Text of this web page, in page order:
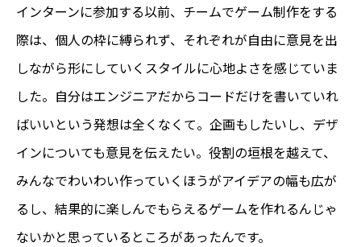
インターンに参加する以前、チームでゲーム制作をする
際は、個人の枠に縛られず、それぞれが自由に意見を出
しながら形にしていくスタイルに心地よさを感じていま
した。自分はエンジニアだからコードだけを書いていれ
ばいいという発想は全くなくて。企画もしたいし、デザ
インについても意見を伝えたい。役割の垣根を越えて、
みんなでわいわい作っていくほうがアイデアの幅も広が
るし、結果的に楽しんでもらえるゲームを作れるんじゃ
ないかと思っているところがあったんです。